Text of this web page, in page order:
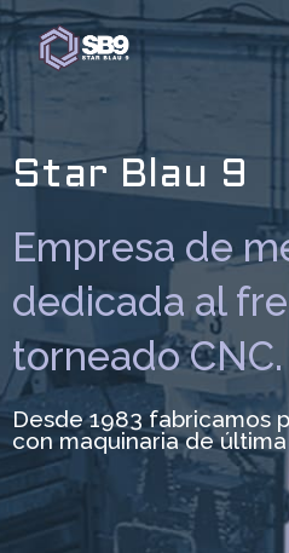
Ir
contenido
Star Blau 9
Empresa de
dedicada al
torneado CNC.
Desde 1983 fabricamos
con maquinaria de